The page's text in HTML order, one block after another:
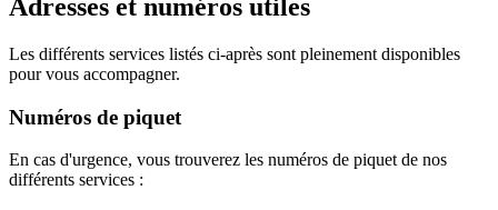
Adresses et numéros utiles
Les différents services listés ci-après sont pleinement disponibles
pour vous accompagner.
Numéros de piquet
En cas d'urgence, vous trouverez les numéros de piquet de nos
différents services :